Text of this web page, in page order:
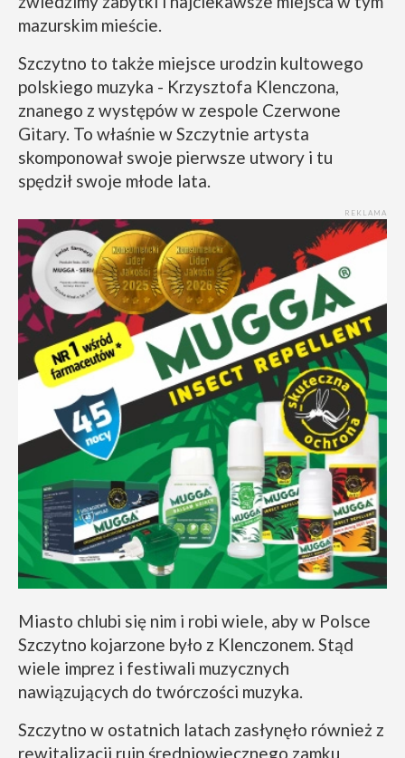
mazurskim mieście.
Szczytno to także miejsce urodzin kultowego
polskiego muzyka - Krzysztofa Klenczona,
znanego z występów w zespole Czerwone
Gitary. To właśnie w Szczytnie artysta
skomponował swoje pierwsze utwory i tu
spędził swoje młode lata.
REKLAMA
Miasto chlubi się nim i robi wiele, aby w Polsce
Szczytno kojarzone było z Klenczonem. Stąd
wiele imprez i festiwali muzycznych
nawiązujących do twórczości muzyka.
Szczytno w ostatnich latach zasłynęło również z
rewitalizacji ruin średniowiecznego zamku